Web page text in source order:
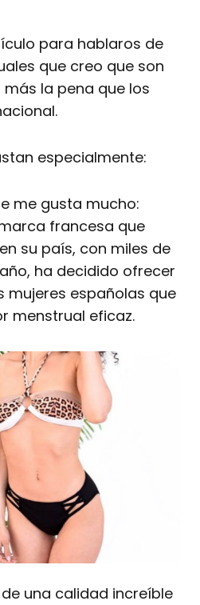
para hablaros de
que creo que son
la pena que los
especialmente:
me gusta mucho:
francesa que
su país, con miles de
ha decidido ofrecer
mujeres españolas que
menstrual eficaz.
una calidad increíble